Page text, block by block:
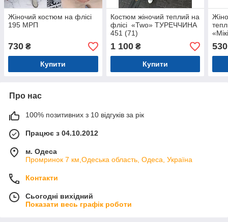
Жіночий костюм на флісі
195 МРП
730 ₴
Купити
Костюм жіночий теплий на
флісі «Two» ТУРЕЧЧИНА
451 (71)
1 100₴
Купити
530
Про нас
100% позитивних з 10 відгуків за рік
Працює з 04.10.2012
м. Одеса
Промринок 7 км,Одеська область, Одеса, Україна
Контакти
Сьогодні вихідний
Показати весь графік роботи